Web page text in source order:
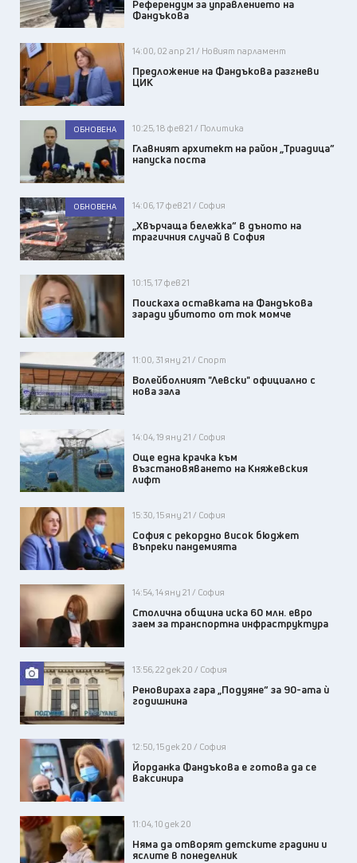
Референдум за управлението на
Фандъкова
14:00, 02 апр 21 / Новият парламент
Предложение на Фандъкова разгневи
ЦИК
ОБНОВЕНА 10:25, 18 фев 21 / Политика
Главният архитект на район „Триадица”
напуска поста
ОБНОВЕНА 14:06, 17 фев 21 / София
„Хвърчаща бележка“ в дъното на
трагичния случай в София
10:15, 17 фев 21
Поискаха оставката на Фандъкова
заради убитото от ток момче
11:00, 31 яну 21 / Спорт
Волейболният "Левски" официално с
нова зала
14:04, 19 яну 21 / София
Още една крачка към
възстановяването на Княжевския
лифт
15:30, 15 яну 21 / София
София с рекордно висок бюджет
въпреки пандемията
14:54, 14 яну 21 / София
Столична община иска 60 млн. евро
заем за транспортна инфраструктура
13:56, 22 дек 20 / София
Реновираха гара „Подуяне“ за 90-ата ѝ
годишнина
12:50, 15 дек 20 / София
Йорданка Фандъкова e готова да се
ваксинира
11:04, 10 дек 20
Няма да отворят детските градини и
яслите в понеделник